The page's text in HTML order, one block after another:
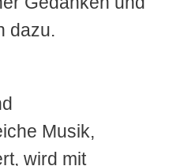
dazu.
Musik,
wird mit